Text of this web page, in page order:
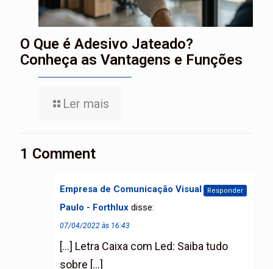
O Que é Adesivo Jateado?
Conheça as Vantagens e Funções
Ler mais
1 Comment
Empresa de Comunicação Visual em São
Paulo - Forthlux disse:
07/04/2022 às 16:43
[…] Letra Caixa com Led: Saiba tudo
sobre […]
Responder